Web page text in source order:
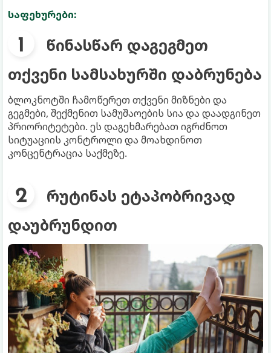
საფეხურები:
წინასწარ დაგეგმეთ
თქვენი სამსახურში დაბრუნება
ბლოკნოტში ჩამოწერეთ თქვენი მიზნები და
გეგმები, შექმენით სამუშაოების სია და დაადგინეთ
პრიორიტეტები. ეს დაგეხმარებათ იგრძნოთ
სიტუაციის კონტროლი და მოახდინოთ
კონცენტრაცია საქმეზე.
რუტინას ეტაპობრივად
დაუბრუნდით